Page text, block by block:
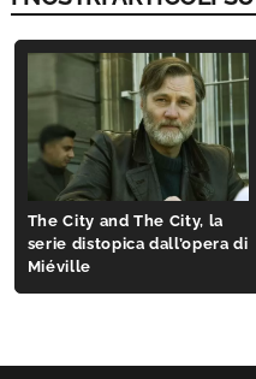
The City and The City, la
serie distopica dall’opera di
Miéville